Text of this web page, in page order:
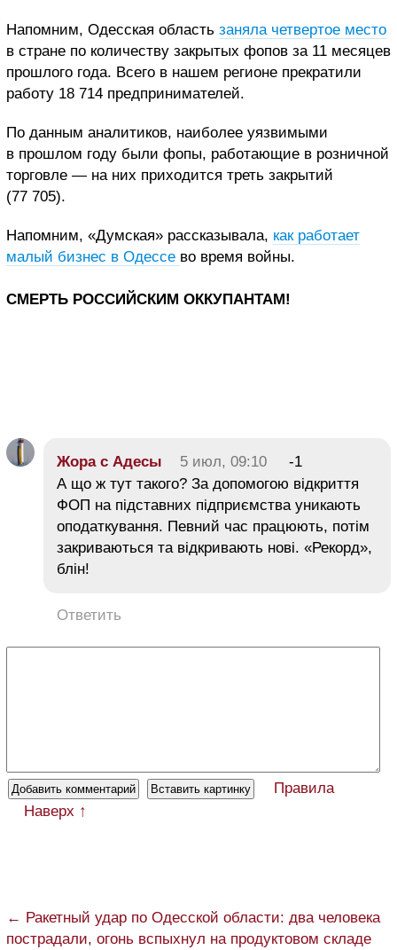
Напомним, Одесская область заняла четвертое место
в стране по количеству закрытых фопов за 11 месяцев
прошлого года. Всего в нашем регионе прекратили
работу 18 714 предпринимателей.
По данным аналитиков, наиболее уязвимыми
в прошлом году были фопы, работающие в розничной
торговле — на них приходится треть закрытий
(77 705).
Напомним, «Думская» рассказывала, как работает
малый бизнес в Одессе во время войны.
СМЕРТЬ РОССИЙСКИМ ОККУПАНТАМ!
Жора с Адесы 5 июл, 09:10
-1
А що ж тут такого? За допомогою відкриття
ФОП на підставних підприємства уникають
оподаткування. Певний час працюють, потім
закриваються та відкривають нові. «Рекорд»,
блін!
Ответить
Правила
Наверх ↑
← Ракетный удар по Одесской области: два человека
пострадали, огонь вспыхнул на продуктовом складе